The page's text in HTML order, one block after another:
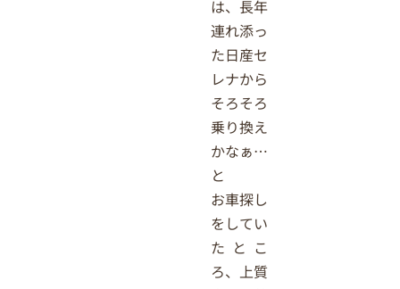
は、長年
連れ添っ
た日産セ
レナから
そろそろ
乗り換え
かなぁ…
と
お車探し
をしてい
たとこ
ろ、上質